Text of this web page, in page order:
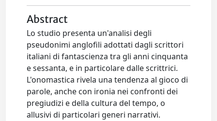
Abstract
Lo studio presenta un'analisi degli
pseudonimi anglofili adottati dagli scrittori
italiani di fantascienza tra gli anni cinquanta
e sessanta, e in particolare dalle scrittrici.
L'onomastica rivela una tendenza al gioco di
parole, anche con ironia nei confronti dei
pregiudizi e della cultura del tempo, o
allusivi di particolari generi narrativi.